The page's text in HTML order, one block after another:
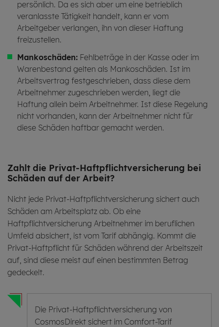
persönlich. Da es sich aber um eine betrieblich
veranlasste Tätigkeit handelt, kann er vom
Arbeitgeber verlangen, ihn von dieser Haftung
freizustellen.
Mankoschäden: Fehlbeträge in der Kasse oder im
Warenbestand gelten als Mankoschäden. Ist im
Arbeitsvertrag festgeschrieben, dass diese dem
Arbeitnehmer zugeschrieben werden, liegt die
Haftung allein beim Arbeitnehmer. Ist diese Regelung
nicht vorhanden, kann der Arbeitnehmer nicht für
diese Schäden haftbar gemacht werden.
Zahlt die Pri­vat-Haft­pflicht­ver­si­che­rung bei
Schä­den auf der Ar­beit?
Nicht jede Privat-Haftpflichtversicherung sichert auch
Schäden am Arbeitsplatz ab. Ob eine
Haftpflichtversicherung Arbeitnehmer im beruflichen
Umfeld absichert, ist vom Tarif abhängig. Kommt die
Privat-Haftpflicht für Schäden während der Arbeitszeit
auf, sind diese meist auf einen bestimmten Betrag
gedeckelt.
Die Privat-Haftpflichtversicherung von
CosmosDirekt sichert im Comfort-Tarif